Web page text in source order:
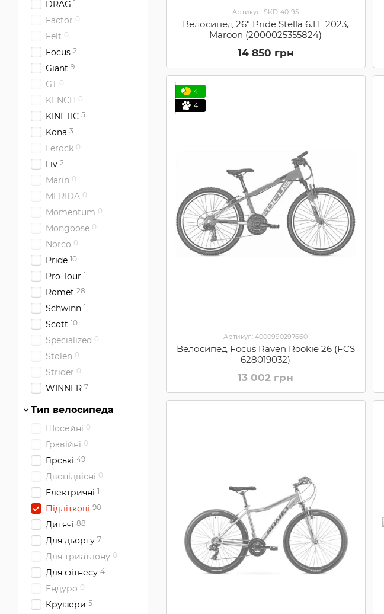
Артикул: SKD-40-95
Велосипед 26" Pride Stella 6.1 L 2023,
Maroon (2000025355824)
14 850 грн
4
4
Артикул: 4000990297660
Велосипед Focus Raven Rookie 26 (FCS
628019032)
13 002 грн
DRAG 1
Factor 0
Felt 0
Focus 2
Giant 9
GT 0
KENCH 0
KINETIC 5
Kona 3
Lerock 0
Liv 2
Marin 0
MERIDA 0
Momentum 0
Mongoose 0
Norco 0
Pride 10
Pro Tour 1
Romet 28
Schwinn 1
Scott 10
Specialized 0
Stolen 0
Strider 0
WINNER 7
Тип велосипеда
Шосейні 0
Гравійні 0
Гірські 49
Двопідвісні 0
Електричні 1
Підліткові 90
Дитячі 88
Для дьорту 7
Для триатлону 0
Для фітнесу 4
Ендуро 0
Круїзери 5